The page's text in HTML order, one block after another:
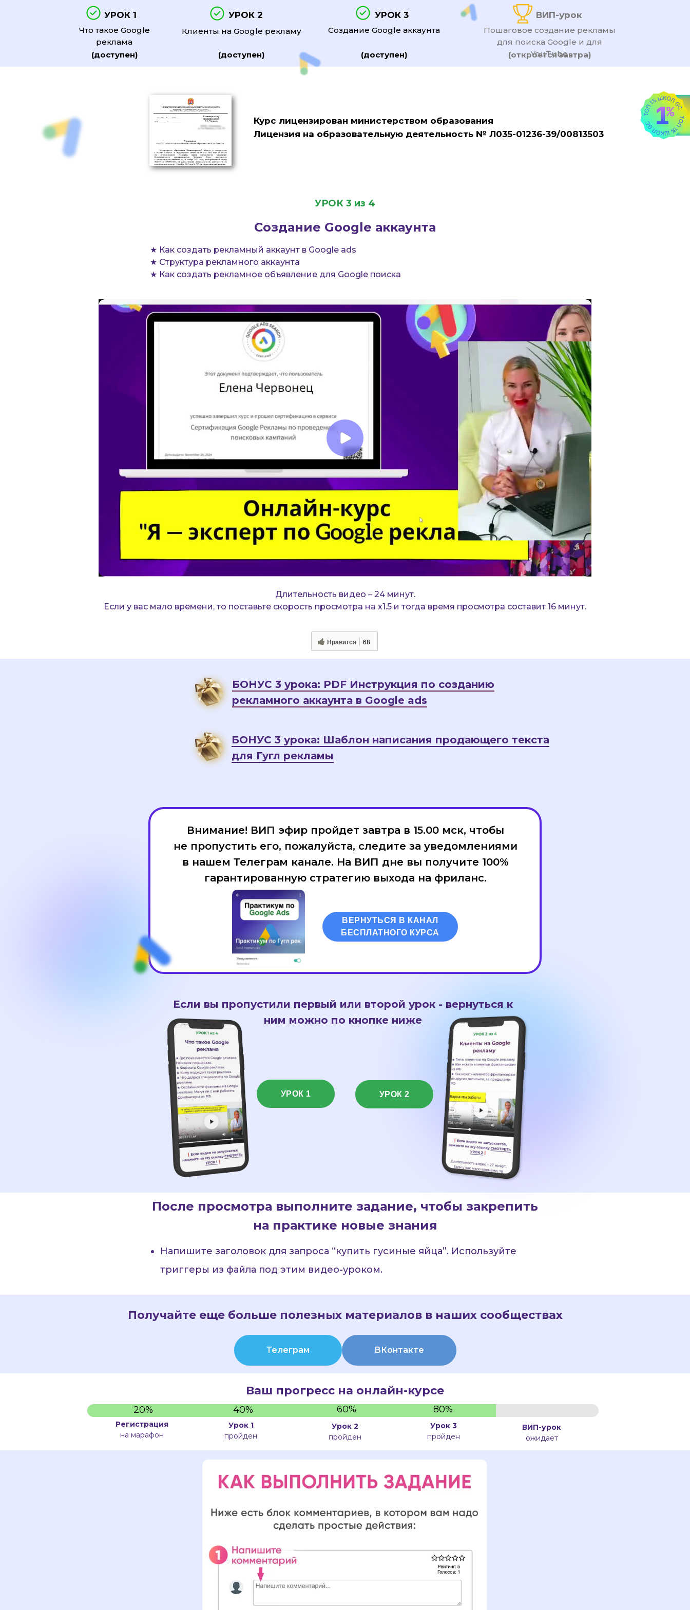
УРОК 1
Что такое Google
реклама
(доступен)
УРОК 2
Клиенты на Google рекламу
(доступен)
УРОК 3
Создание Google аккаунта
(доступен)
ВИП-урок
Пошаговое создание рекламы
для поиска Google и для
YouTube
(откроется завтра)
Курс лицензирован министерством образования
Лицензия на образовательную деятельность № Л035-01236-39/00813503
УРОК 3 из 4
Создание Google аккаунта
★ Как создать рекламный аккаунт в Google ads
★ Структура рекламного аккаунта
★ Как создать рекламное объявление для Google поиска
Длительность видео – 24 минут.
Если у вас мало времени, то поставьте скорость просмотра на х1.5 и тогда время просмотра составит 16 минут.
Нравится 68
БОНУС 3 урока: PDF Инструкция по созданию
рекламного аккаунта в Google ads
БОНУС 3 урока: Шаблон написания продающего текста
для Гугл рекламы
Внимание! ВИП эфир пройдет завтра в 15.00 мск, чтобы
не пропустить его, пожалуйста, следите за уведомлениями
в нашем Телеграм канале. На ВИП дне вы получите 100%
гарантированную стратегию выхода на фриланс.
ВЕРНУТЬСЯ В КАНАЛ
БЕСПЛАТНОГО КУРСА
Если вы пропустили первый или второй урок - вернуться к
ним можно по кнопке ниже
УРОК 1 УРОК 2
После просмотра выполните задание, чтобы закрепить
на практике новые знания
Напишите заголовок для запроса “купить гусиные яйца”. Используйте
триггеры из файла под этим видео-уроком.
Получайте еще больше полезных материалов в наших сообществах
Телеграм ВКонтакте
Ваш прогресс на онлайн-курсе
Регистрация
на марафон
Урок 1
пройден
Урок 2
пройден
Урок 3
пройден
ВИП-урок
ожидает
20% 40% 60% 80%